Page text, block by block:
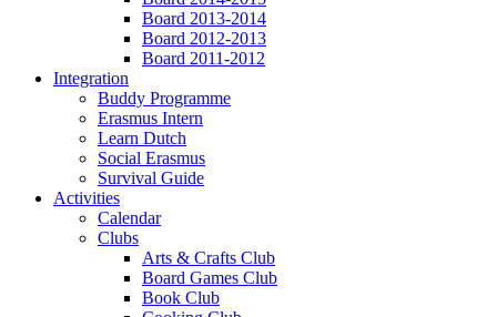
Board 2013-2014
Board 2012-2013
Board 2011-2012
Integration
Buddy Programme
Erasmus Intern
Learn Dutch
Social Erasmus
Survival Guide
Activities
Calendar
Clubs
Arts & Crafts Club
Board Games Club
Book Club